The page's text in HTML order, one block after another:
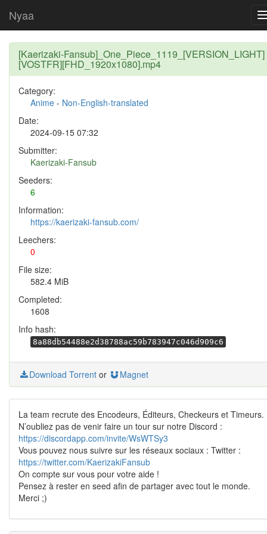
Nyaa
[Kaerizaki-Fansub]_One_Piece_1119_[VERSION_LIGHT]
[VOSTFR][FHD_1920x1080].mp4
Category:
Anime - Non-English-translated
Date:
2024-09-15 07:32
Submitter:
Kaerizaki-Fansub
Seeders:
6
Information:
https://kaerizaki-fansub.com/
Leechers:
0
File size:
582.4 MiB
Completed:
1608
Info hash:
8a88db54488e2d38788ac59b783947c046d909c6
Download Torrent or Magnet
La team recrute des Encodeurs, Éditeurs, Checkeurs et Timeurs.
N’oubliez pas de venir faire un tour sur notre Discord :
https://discordapp.com/invite/WsWTSy3
Vous pouvez nous suivre sur les réseaux sociaux : Twitter :
https://twitter.com/KaerizakiFansub
On compte sur vous pour votre aide !
Pensez à rester en seed afin de partager avec tout le monde.
Merci ;)